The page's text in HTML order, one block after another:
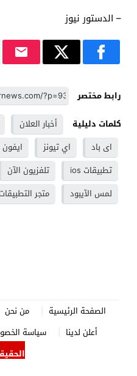
– الدستور نيوز
رابط مختصر
كلمات دليلية
أخبار العلان
اى باد
اي تيونز ايفون
تطبيقات ios
تلفزيون الآن
لمس الآيبود
متجر التطبيقات
الصفحة الرئيسية من نحن
أعلن لدينا
سياسة